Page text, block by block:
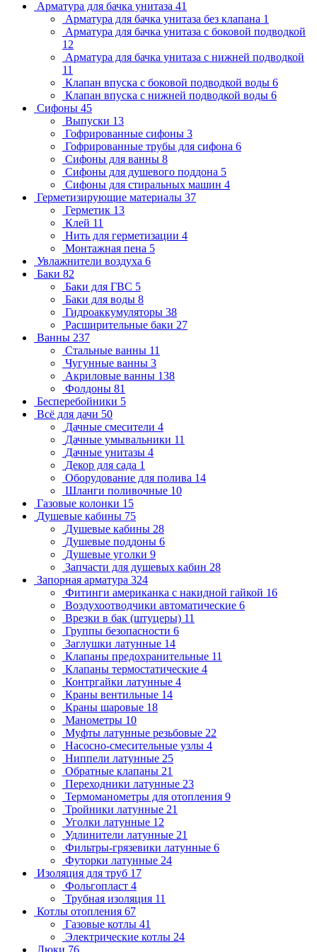
Арматура для бачка унитаза 41
Арматура для бачка унитаза без клапана 1
Арматура для бачка унитаза с боковой подводкой
12
Арматура для бачка унитаза с нижней подводкой
11
Клапан впуска с боковой подводкой воды 6
Клапан впуска с нижней подводкой воды 6
Сифоны 45
Выпуски 13
Гофрированные сифоны 3
Гофрированные трубы для сифона 6
Сифоны для ванны 8
Сифоны для душевого поддона 5
Сифоны для стиральных машин 4
Герметизирующие материалы 37
Герметик 13
Клей 11
Нить для герметизации 4
Монтажная пена 5
Увлажнители воздуха 6
Баки 82
Баки для ГВС 5
Баки для воды 8
Гидроаккумуляторы 38
Расширительные баки 27
Ванны 237
Стальные ванны 11
Чугунные ванны 3
Акриловые ванны 138
Фолдоны 81
Бесперебойники 5
Всё для дачи 50
Дачные смесители 4
Дачные умывальники 11
Дачные унитазы 4
Декор для сада 1
Оборудование для полива 14
Шланги поливочные 10
Газовые колонки 15
Душевые кабины 75
Душевые кабины 28
Душевые поддоны 6
Душевые уголки 9
Запчасти для душевых кабин 28
Запорная арматура 324
Фитинги американка с накидной гайкой 16
Воздухоотводчики автоматические 6
Врезки в бак (штуцеры) 11
Группы безопасности 6
Заглушки латунные 14
Клапаны предохранительные 11
Клапаны термостатические 4
Контргайки латунные 4
Краны вентильные 14
Краны шаровые 18
Манометры 10
Муфты латунные резьбовые 22
Насосно-смесительные узлы 4
Ниппели латунные 25
Обратные клапаны 21
Переходники латунные 23
Термоманометры для отопления 9
Тройники латунные 21
Уголки латунные 12
Удлинители латунные 21
Фильтры-грязевики латунные 6
Футорки латунные 24
Изоляция для труб 17
Фольгопласт 4
Трубная изоляция 11
Котлы отопления 67
Газовые котлы 41
Электрические котлы 24
Люки 76